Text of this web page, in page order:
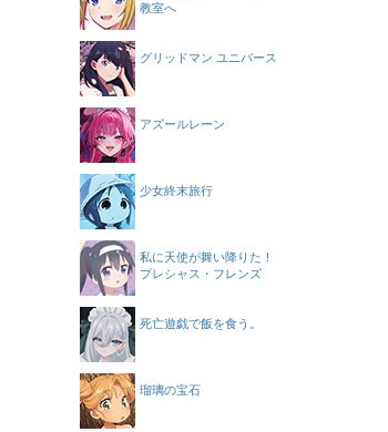
教室へ
グリッドマン ユニバース
アズールレーン
少女終末旅行
私に天使が舞い降りた！
プレシャス・フレンズ
死亡遊戯で飯を食う。
瑠璃の宝石